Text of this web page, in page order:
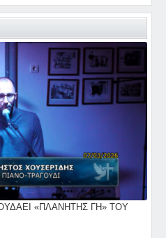
«ΠΛΑΝΗΤΗΣ ΓΗ» ΤΟΥ